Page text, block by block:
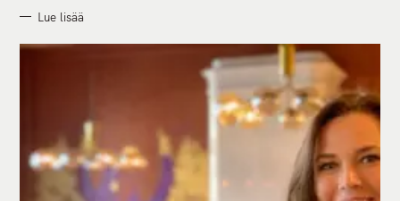
Lue lisää